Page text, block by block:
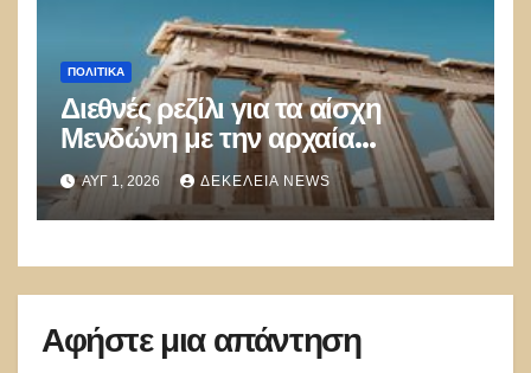
ΠΟΛΙΤΙΚΑ
Διεθνές ρεζίλι για τα αίσχη
Μενδώνη με την αρχαία
κληρονομιά
ΑΥΓ 1, 2026 ΔΕΚΈΛΕΙΑ NEWS
Αφήστε μια απάντηση